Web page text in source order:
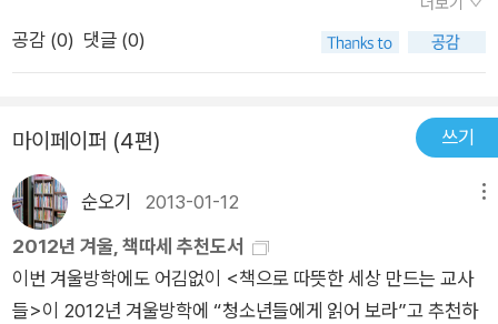
는 환타지를 어린아이들은 얼마나 더 열망할까? 주인공 해미는
과거로 돌아가 자신이 현재 처한 어려움들을 바꾸고싶어한다.학
엄마아빠에게 불만이 있어도 착한아이 콤플렉스로 늘 좋아요, 괜
찮아요 로 답한다.가장 행복했던 시절은 할머니와 함께 지낸 시간
들이었는데 그런 할머니도 돌아가셨다.우연히 일기장을 통해 시
간을 되돌릴수 있는 여행을 떠나게 된다. 그곳에서 만난 보짱이라
는 아이와 가탈이라는 신비의 남자를 만나게 된다.한없이 순수한
보짱을 만나면 행복하고 편안하다. 그러나 가탈의 성에 가서 해미
는 자신의 과거로 돌아가 지우고싶은 일들을 지우고 새로 쓸수 있
공감 (0) 댓글 (0)
마이페이퍼 (4편) 쓰기
순오기 2013-01-12
2012년 겨울, 책따세 추천도서
이번 겨울방학에도 어김없이 <책으로 따뜻한 세상 만드는 교사
들>이 2012년 겨울방학에 “청소년들에게 읽어 보라”고 추천하